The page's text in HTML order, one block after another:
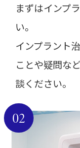
まずはインプ
い。
インプラント
ことや疑問な
談ください。
02